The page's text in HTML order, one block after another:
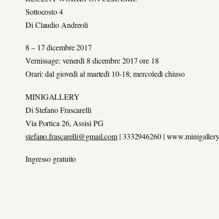
Sottocosto 4
Di Claudio Andreoli
8 – 17 dicembre 2017
Vernissage: venerdì 8 dicembre 2017 ore 18
Orari: dal giovedì al martedì 10-18; mercoledì chiuso
MINIGALLERY
Di Stefano Frascarelli
Via Portica 26, Assisi PG
stefano.frascarelli@gmail.com | 3332946260 |
Ingresso gratuito